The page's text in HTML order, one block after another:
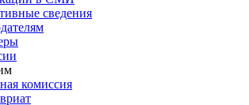
сведения
комиссия